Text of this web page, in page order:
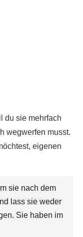
du sie mehrfach
wegwerfen musst.
eigenen
sie nach dem
lass sie weder
Sie haben im